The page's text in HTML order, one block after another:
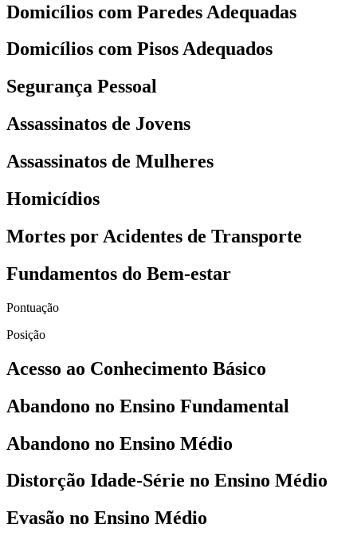
Domicílios com Paredes Adequadas
Domicílios com Pisos Adequados
Segurança Pessoal
Assassinatos de Jovens
Assassinatos de Mulheres
Homicídios
Mortes por Acidentes de Transporte
Fundamentos do Bem-estar
Pontuação
Posição
Acesso ao Conhecimento Básico
Abandono no Ensino Fundamental
Abandono no Ensino Médio
Distorção Idade-Série no Ensino Médio
Evasão no Ensino Médio